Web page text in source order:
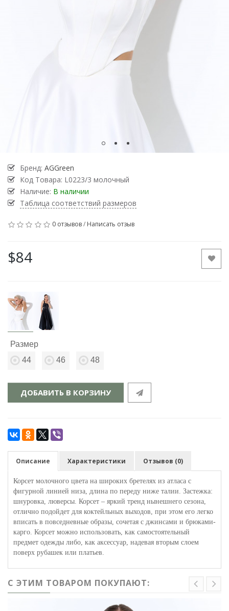
Бренд: AGGreen
Код Товара: L0223/3 молочный
Наличие: В наличии
Таблица соответствий размеров
0 отзывов/ Написать отзыв
$84
Размер
44
46 48
ДОБАВИТЬ В КОРЗИНУ
Описание Характеристики Отзывов (0)
Корсет молочного цвета на широких бретелях из атласа с
фигурной линией низа, длина по переду ниже талии. Застежка:
шнуровка, люверсы. Корсет – яркий тренд нынешнего сезона,
отлично подойдет для коктейльных выходов, при этом его легко
вписать в повседневные образы, сочетая с джинсами и брюками-
карго. Корсет можно использовать, как самостоятельный
предмет одежды либо, как аксессуар, надевая вторым слоем
поверх рубашек или платьев.
С ЭТИМ ТОВАРОМ ПОКУПАЮТ: